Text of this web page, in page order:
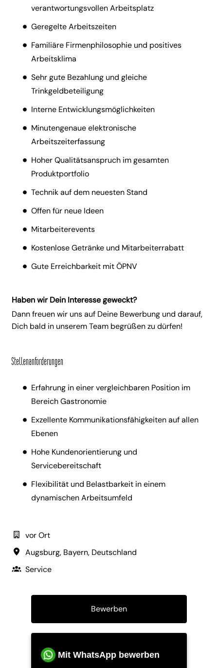
verantwortungsvollen Arbeitsplatz
Geregelte Arbeitszeiten
Familiäre Firmenphilosophie und positives
Arbeitsklima
Sehr gute Bezahlung und gleiche
Trinkgeldbeteiligung
Interne Entwicklungsmöglichkeiten
Minutengenaue elektronische
Arbeitszeiterfassung
Hoher Qualitätsanspruch im gesamten
Produktportfolio
Technik auf dem neuesten Stand
Offen für neue Ideen
Mitarbeiterevents
Kostenlose Getränke und Mitarbeiterrabatt
Gute Erreichbarkeit mit ÖPNV
Haben wir Dein Interesse geweckt?
Dann freuen wir uns auf Deine Bewerbung und darauf,
Dich bald in unserem Team begrüßen zu dürfen!
Stellenanforderungen
Erfahrung in einer vergleichbaren Position im
Bereich Gastronomie
Exzellente Kommunikationsfähigkeiten auf allen
Ebenen
Hohe Kundenorientierung und
Servicebereitschaft
Flexibilität und Belastbarkeit in einem
dynamischen Arbeitsumfeld
vor Ort
Augsburg, Bayern, Deutschland
Service
Bewerben
Mit WhatsApp bewerben